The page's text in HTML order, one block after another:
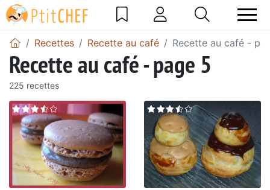
Recettes Recette au café Recette au café -
Recette au café - page 5
225 recettes